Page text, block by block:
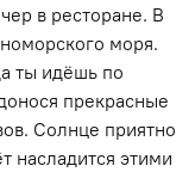
в ресторане. В
моря.
ты идёшь по
прекрасные
Солнце приятно
насладится этими